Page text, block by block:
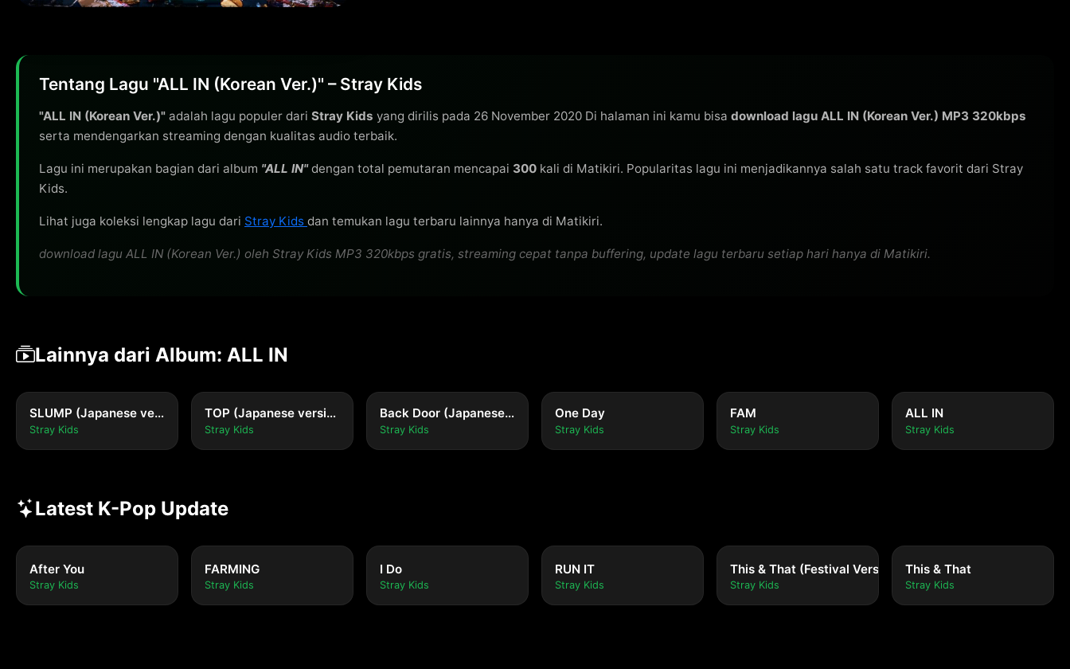
Tentang Lagu "ALL IN (Korean Ver.)" – Stray Kids
"ALL IN (Korean Ver.)" adalah lagu populer dari Stray Kids yang dirilis pada 26 November 2020 Di halaman ini kamu bisa download lagu ALL IN (Korean Ver.) MP3 320kbps
serta mendengarkan streaming dengan kualitas audio terbaik.
Lagu ini merupakan bagian dari album "ALL IN"dengan total pemutaran mencapai 300 kali di Matikiri. Popularitas lagu ini menjadikannya salah satu track favorit dari Stray
Kids.
Lihat juga koleksi lengkap lagu dari Stray Kids dan temukan lagu terbaru lainnya hanya di Matikiri.
download lagu ALL IN (Korean Ver.) oleh Stray Kids MP3 320kbps gratis, streaming cepat tanpa buffering, update lagu terbaru setiap hari hanya di Matikiri.
Lainnya dari Album: ALL IN
SLUMP (Japanese version)
Stray Kids
TOP (Japanese version)
Stray Kids
Back Door (Japanese version)
Stray Kids
One Day
Stray Kids
FAM
Stray Kids
ALL IN
Stray Kids
Latest K-Pop Update
After You
Stray Kids
FARMING
Stray Kids
I Do
Stray Kids
RUN IT
Stray Kids
This & That (Festival Version)
Stray Kids
This & That
Stray Kids